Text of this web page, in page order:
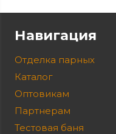
Навигация
Отделка парных
Каталог
Оптовикам
Партнерам
Тестовая баня